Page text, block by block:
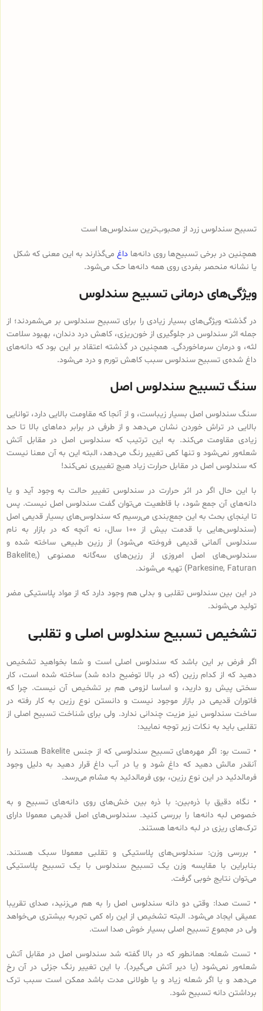
تسبیح سندلوس زرد از محبوب‌ترین سندلوس‌ها است
همچنین در برخی تسبیح‌ها روی دانه‌ها داغ می‌گذارند به این معنی که شکل
یا نشانه منحصر بفردی روی همه دانه‌ها حک می‌شود.
ویژگی‌های درمانی تسبیح سندلوس
در گذشته ویژگی‌های بسیار زیادی را برای تسبیح سندلوس بر می‌شمردند؛ از
جمله اثر سندلوس در جلوگیری از خون‌ریزی، کاهش درد دندان، بهبود سلامت
لثه، و درمان سرماخوردگی. همچنین در گذشته اعتقاد بر این بود که دانه‌های
داغ شده‌ی تسبیح سندلوس سبب کاهش تورم و درد می‌شود.
سنگ تسبیح سندلوس اصل
سنگ سندلوس اصل بسیار زیباست، و از آنجا که مقاومت بالایی دارد، توانایی
بالایی در تراش خوردن نشان می‌دهد و از طرفی در برابر دماهای بالا تا حد
زیادی مقاومت می‌کند. به این ترتیب که سندلوس اصل در مقابل آتش
شعله‌ور نمی‌شود و تنها کمی تغییر رنگ می‌دهد، البته این به آن معنا نیست
که سندلوس اصل در مقابل حرارت زیاد هیچ تغییری نمی‌کند!
با این حال اگر در اثر حرارت در سندلوس تغییر حالت به وجود آید و یا
دانه‌های آن جمع شود، با قاطعیت می‌توان گفت سندلوس اصل نیست. پس
تا اینجای بحث به این جمع‌بندی می‌رسیم که سندلوس‌های بسیار قدیمی اصل
(سندلوس‌هایی با قدمت بیش از 100 سال، نه آنچه که در بازار به نام
سندلوس آلمانی قدیمی فروخته می‌شود) از رزین طبیعی ساخته شده و
سندلوس‌‌های اصل امروزی از رزین‌های سه‌گانه مصنوعی (Bakelite,
Parkesine, Faturan) تهیه می‌شوند.
در این بین سندلوس تقلبی و بدلی هم وجود دارد که از مواد پلاستیکی مضر
تولید می‌شوند.
تشخیص تسبیح سندلوس اصلی و تقلبی
اگر فرض بر این باشد که سندلوس اصلی است و شما بخواهید تشخیص
دهید که از کدام رزین (که در بالا توضیح داده شد) ساخته شده است، کار
سختی پیش رو دارید، و اساسا لزومی هم بر تشخیص آن نیست. چرا که
فاتوران قدیمی در بازار موجود نیست و دانستن نوع رزین به کار رفته در
ساخت سندلوس نیز مزیت چندانی ندارد. ولی برای شناخت تسبیح اصلی از
تقلبی باید به نکات زیر توجه نمایید:
• تست بو: اگر مهره‌های تسبیح‌ سندلوسی که از جنس Bakelite هستند را
آنقدر مالش دهید که داغ شود و یا در آب داغ قرار دهید به دلیل وجود
فرمالدئید در این نوع رزین، بوی فرمالدئید به مشام می‌رسد.
• نگاه دقیق با ذره‌بین: با ذره بین خش‌های روی دانه‌های تسبیح و به
خصوص لبه دانه‌ها را بررسی کنید. سندلوس‌های اصل قدیمی معمولا دارای
ترک‌های ریزی در لبه دانه‌ها هستند.
• بررسی وزن: سندلوس‌های پلاستیکی و تقلبی معمولا سبک هستند.
بنابراین با مقایسه وزن یک تسبیح سندلوس با یک تسبیح پلاستیکی
می‌توان نتایج خوبی گرفت.
• تست صدا: وقتی دو دانه سندلوس اصل را به هم می‌زنید، صدای تقریبا
عمیقی ایجاد می‌شود. البته تشخیص از این راه کمی تجربه بیشتری می‌خواهد
ولی در مجموع تسبیح اصلی بسیار خوش صدا است.
• تست شعله: همانطور که در بالا گفته شد سندلوس اصل در مقابل آتش
شعله‌ور نمی‌شود (یا دیر آتش می‌گیرد). با این تغییر رنگ جزئی در آن رخ
می‌دهد و یا اگر شعله زیاد و یا طولانی مدت باشد ممکن است سبب ترک
برداشتن دانه تسبیح شود.